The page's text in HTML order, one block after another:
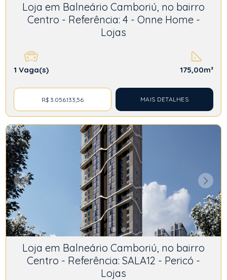
Loja em Balneário Camboriú, no bairro
Centro - Referência: 4 - Onne Home -
Lojas
1 Vaga(s) 175,00m²
R$ 3.056.133,56 MAIS DETALHES
Loja em Balneário Camboriú, no bairro
Centro - Referência: SALA12 - Pericó -
Lojas